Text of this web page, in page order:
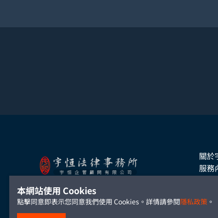
TEL: +886-2-2700-5488
關於
服務
本網站使用 Cookies
點擊同意即表示您同意我們使用 Cookies。詳情請參閱隱私政策 。